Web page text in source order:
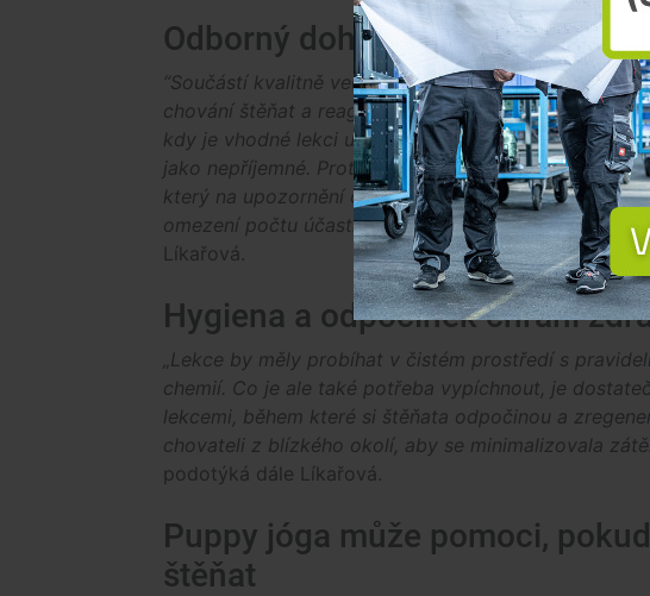
Odborný dohled pomáhá
“Součástí kvalitně vedené puppy jógy je přítomnost
chování štěňat a reaguje na projevy stresu, únavy
kdy je vhodné lekci upravit, a pomáhá předcházet
jako nepříjemné. Proto je zde důležitá i souhra mezi
který na upozornění dokáže okamžitě přizpůsobit
omezení počtu účastníků, aby nedocházelo k
Líkařová.
Hygiena a odpočinek chrání
„Lekce by měly probíhat v čistém prostředí s
chemií. Co je ale také potřeba vypíchnout, je
lekcemi, během které si štěňata odpočinou a
chovateli z blízkého okolí, aby se minimalizovala
podotýká dále Líkařová.
Puppy jóga může pomoci,
štěňat